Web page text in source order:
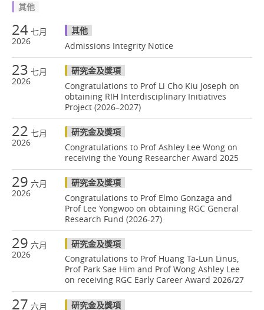
其他
24 七月
2026
其他
Admissions Integrity Notice
23 七月
2026
研究金及獎項
Congratulations to Prof Li Cho Kiu Joseph on
obtaining RIH Interdisciplinary Initiatives
Project (2026–2027)
22 七月
2026
研究金及獎項
Congratulations to Prof Ashley Lee Wong on
receiving the Young Researcher Award 2025
29 六月
2026
研究金及獎項
Congratulations to Prof Elmo Gonzaga and
Prof Lee Yongwoo on obtaining RGC General
Research Fund (2026-27)
29 六月
2026
研究金及獎項
Congratulations to Prof Huang Ta-Lun Linus,
Prof Park Sae Him and Prof Wong Ashley Lee
on receiving RGC Early Career Award 2026/27
27 六月
研究金及獎項